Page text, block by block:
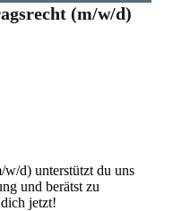
(m/w/d)
w/d) unterstützt du uns
und berätst zu
jetzt!